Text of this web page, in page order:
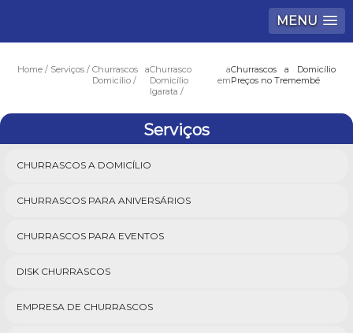
MENU
Home Serviços
Churrascos a
Domicílio
Churrasco a
Domicílio em
Igarata
Churrascos a Domicílio
Preços no Tremembé
Serviços
CHURRASCOS A DOMICÍLIO
CHURRASCOS PARA ANIVERSÁRIOS
CHURRASCOS PARA EVENTOS
DISK CHURRASCOS
EMPRESA DE CHURRASCOS